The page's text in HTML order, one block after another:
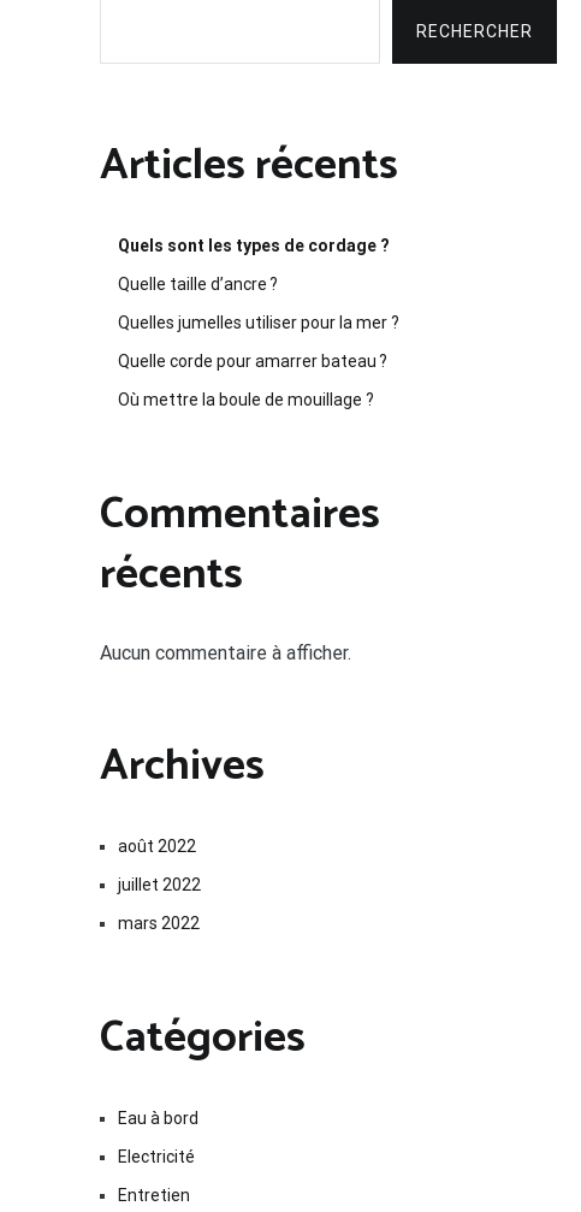
RECHERCHER
Articles récents
Quels sont les types de cordage ?
Quelle taille d’ancre ?
Quelles jumelles utiliser pour la mer ?
Quelle corde pour amarrer bateau ?
Où mettre la boule de mouillage ?
Commentaires
récents
Aucun commentaire à afficher.
Archives
août 2022
juillet 2022
mars 2022
Catégories
Eau à bord
Electricité
Entretien